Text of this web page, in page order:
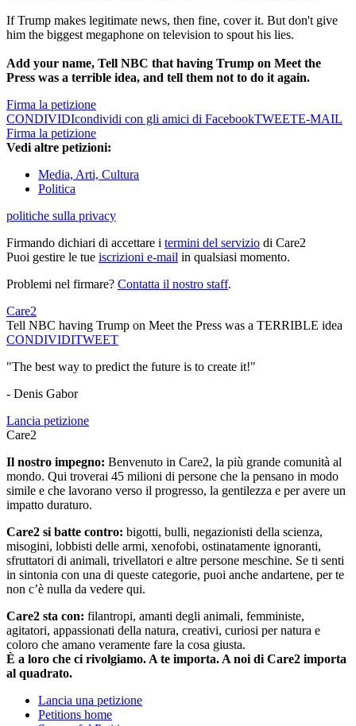
If Trump makes legitimate news, then fine, cover it. But don't give
him the biggest megaphone on television to spout his lies.
Add your name, Tell NBC that having Trump on Meet the
Press was a terrible idea, and tell them not to do it again.
Firma la petizione
CONDIVIDIcondividi con gli amici di FacebookTWEETE-MAIL
Firma la petizione
Vedi altre petizioni:
Media, Arti, Cultura
Politica
politiche sulla privacy
Firmando dichiari di accettare i termini del servizio di Care2
Puoi gestire le tue iscrizioni e-mail in qualsiasi momento.
Problemi nel firmare? Contatta il nostro staff.
Care2
Tell NBC having Trump on Meet the Press was a TERRIBLE idea
CONDIVIDITWEET
"The best way to predict the future is to create it!"
- Denis Gabor
Lancia petizione
Care2
Il nostro impegno: Benvenuto in Care2, la più grande comunità al
mondo. Qui troverai 45 milioni di persone che la pensano in modo
simile e che lavorano verso il progresso, la gentilezza e per avere un
impatto duraturo.
Care2 si batte contro: bigotti, bulli, negazionisti della scienza,
misogini, lobbisti delle armi, xenofobi, ostinatamente ignoranti,
sfruttatori di animali, trivellatori e altre persone meschine. Se ti senti
in sintonia con una di queste categorie, puoi anche andartene, per te
non c’è nulla da vedere qui.
Care2 sta con: filantropi, amanti degli animali, femministe,
agitatori, appassionati della natura, creativi, curiosi per natura e
coloro che amano veramente fare la cosa giusta.
È a loro che ci rivolgiamo. A te importa. A noi di Care2 importa
al quadrato.
Lancia una petizione
Petitions home